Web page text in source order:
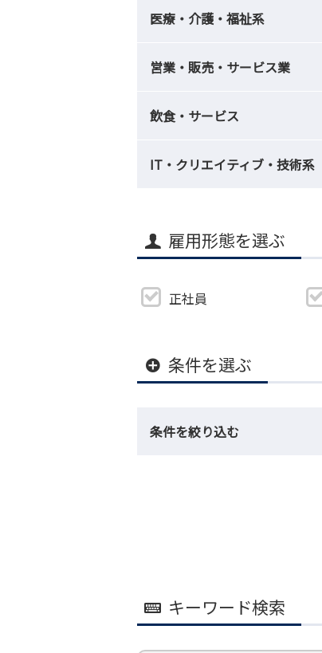
医療・介護・福祉系
営業・販売・サービス業
飲食・サービス
IT・クリエイティブ・技術系
雇用形態を選ぶ
正社員
条件を選ぶ
条件を絞り込む
キーワード検索